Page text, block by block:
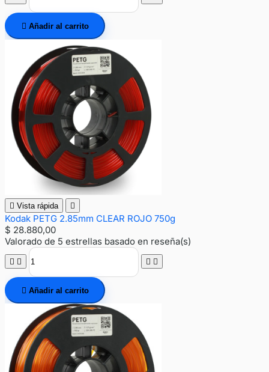
 Añadir al carrito
 Vista rápida 
Kodak PETG 2.85mm CLEAR ROJO 750g
$ 28.880,00
Valorado de 5 estrellas basado en reseña(s)
   
 Añadir al carrito